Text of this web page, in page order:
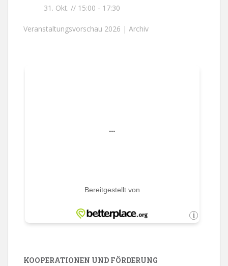
31. Okt. // 15:00 - 17:30
Veranstaltungsvorschau 2026 | Archiv
KOOPERATIONEN UND FÖRDERUNG